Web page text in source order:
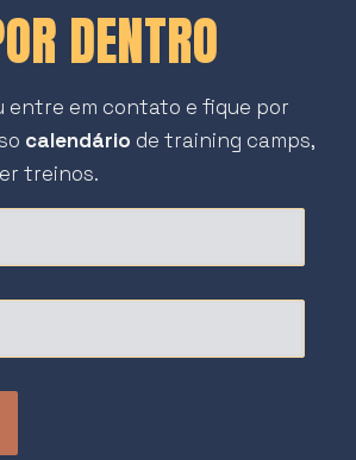
DENTRO
entre em contato e fique por
calendário de training camps,
treinos.